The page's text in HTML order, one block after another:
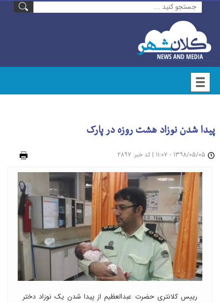
پیدا شدن نوزاد هشت روزه در پارک
| کد خبر: ۲۸۹۷
رییس کلانتری حضرت عبدالعظیم از پیدا شدن یک نوزاد دختر